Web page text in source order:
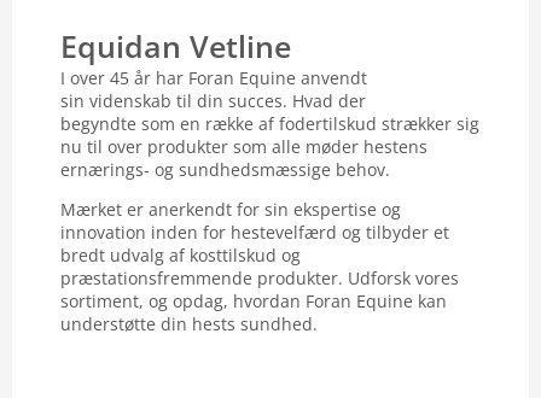
Equidan Vetline
I over 45 år har Foran Equine anvendt
sin videnskab til din succes. Hvad der
begyndte som en række af fodertilskud strækker sig
nu til over produkter som alle møder hestens
ernærings- og sundhedsmæssige behov.
Mærket er anerkendt for sin ekspertise og
innovation inden for hestevelfærd og tilbyder et
bredt udvalg af kosttilskud og
præstationsfremmende produkter. Udforsk vores
sortiment, og opdag, hvordan Foran Equine kan
understøtte din hests sundhed.